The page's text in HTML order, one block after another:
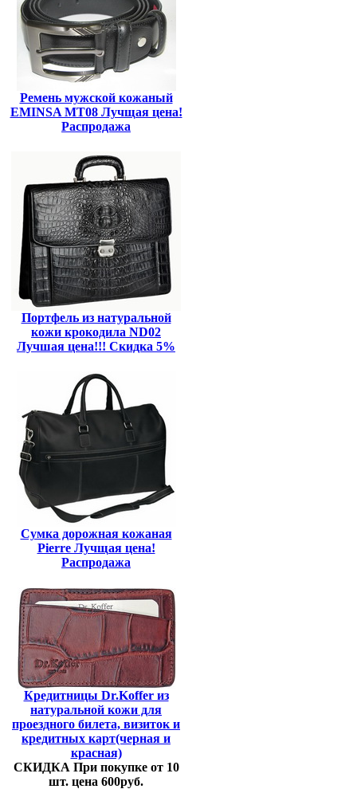
Ремень мужской кожаный
EMINSA MT08 Лучщая цена!
Распродажа
Портфель из натуральной
кожи крокодила ND02
Лучшая цена!!! Скидка 5%
Сумка дорожная кожаная
Pierre Лучщая цена!
Распродажа
Кредитницы Dr.Koffer из
натуральной кожи для
проездного билета, визиток и
кредитных карт(черная и
красная)
СКИДКА При покупке от 10
шт. цена 600руб.